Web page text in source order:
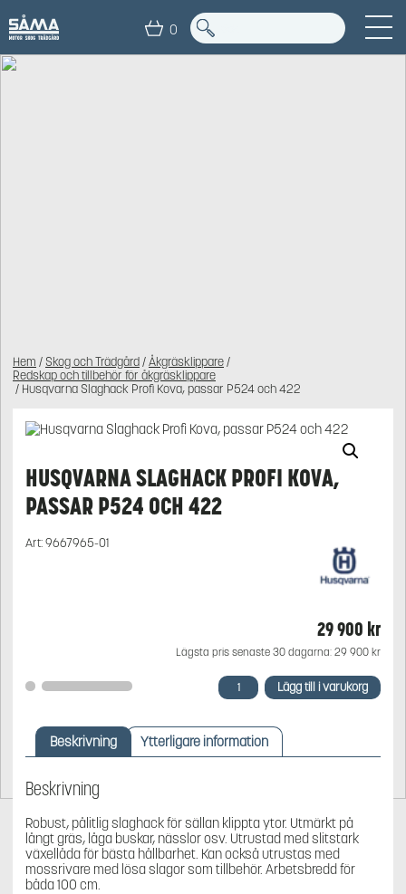
0
Hem / Skog och Trädgård/Åkgräsklippare/
Redskap och tillbehör för åkgräsklippare
/ Husqvarna Slaghack Profi Kova, passar P524 och 422
HUSQVARNA SLAGHACK PROFI KOVA,
PASSAR P524 OCH 422
Art:9667965-01
29 900 kr
Lägsta pris senaste 30 dagarna: 29 900 kr
Husqvarna
Slaghack
Kova,
passar
mängd
Lägg till i varukorg
Beskrivning Ytterligare information
Beskrivning
Robust, pålitlig slaghack för sällan klippta ytor. Utmärkt på
långt gräs, låga buskar, nässlor osv. Utrustad med slitstark
växellåda för bästa hållbarhet. Kan också utrustas med
mossrivare med lösa slagor som tillbehör. Arbetsbredd för
båda 100 cm.